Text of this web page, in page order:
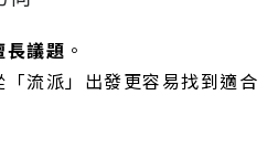
長議題 。
流派」出發更容易找到適合